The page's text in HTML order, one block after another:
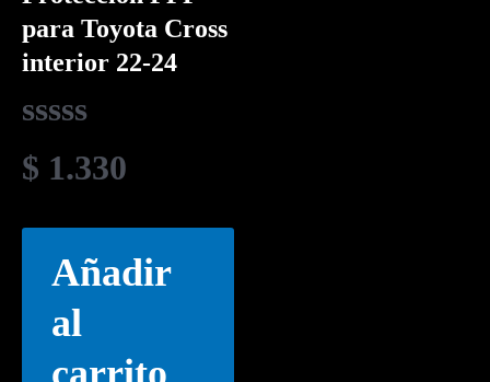
para Toyota Cross
interior 22-24
Valorado
en
0
$ 1.330
Añadir
al
carrito